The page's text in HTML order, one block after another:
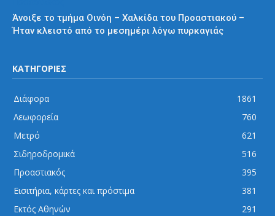
Άνοιξε το τμήμα Οινόη – Χαλκίδα του Προαστιακού –
Ήταν κλειστό από το μεσημέρι λόγω πυρκαγιάς
ΚΑΤΗΓΟΡΙΕΣ
Διάφορα
1861
Λεωφορεία
760
Μετρό
621
Σιδηροδρομικά
516
Προαστιακός
395
Εισιτήρια, κάρτες και πρόστιμα
381
Εκτός Αθηνών
291